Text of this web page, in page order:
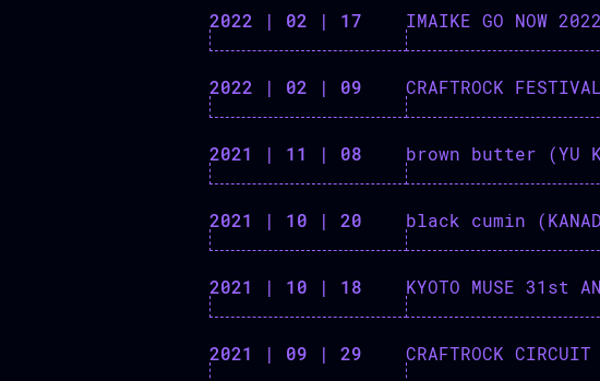
2022 | 02 | 17 IMAIKE GO NOW
2022 | 02 | 09 CRAFTROCK
2021 | 11 | 08 brown butter (YU
2021 | 10 | 20
2021 | 10 | 18
2021 | 09 | 29 CRAFTROCK